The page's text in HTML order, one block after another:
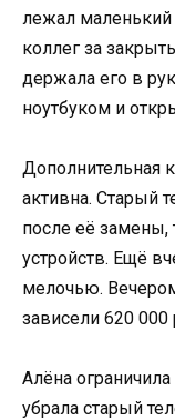
лежал
коллег за
держала его в
ноутбуком и
Дополнительная
активна. Старый
после её
устройств. Ещё
мелочью.
зависели 620 000
Алёна
убрала старый